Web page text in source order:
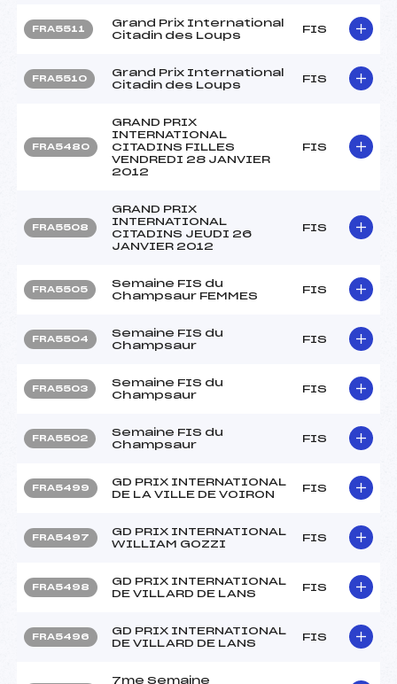
FRA5511
Grand Prix International
Citadin des Loups
FIS
FRA5510
Grand Prix International
Citadin des Loups
FIS
FRA5480
GRAND PRIX
INTERNATIONAL
CITADINS FILLES
VENDREDI 28 JANVIER
2012
FIS
FRA5508
GRAND PRIX
INTERNATIONAL
CITADINS JEUDI 26
JANVIER 2012
FIS
FRA5505
Semaine FIS du
Champsaur FEMMES
FIS
FRA5504
Semaine FIS du
Champsaur
FIS
FRA5503
Semaine FIS du
Champsaur
FIS
FRA5502
Semaine FIS du
Champsaur
FIS
FRA5499
GD PRIX INTERNATIONAL
DE LA VILLE DE VOIRON
FIS
FRA5497
GD PRIX INTERNATIONAL
WILLIAM GOZZI
FIS
FRA5498
GD PRIX INTERNATIONAL
DE VILLARD DE LANS
FIS
FRA5496
GD PRIX INTERNATIONAL
DE VILLARD DE LANS
FIS
7me Semaine